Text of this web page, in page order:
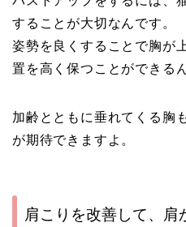
することが大切なんです。
姿勢を良くすることで胸が
置を高く保つことができる
加齢とともに垂れてくる胸
が期待できますよ。
肩こりを改善して、肩